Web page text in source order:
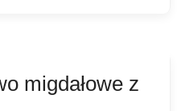
migdałowe z